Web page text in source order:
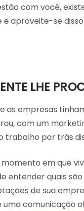
com você,
e aproveite-se
LHE
as empresas
com um
trabalho por trás
em que
entender quais
de sua
uma comunicação